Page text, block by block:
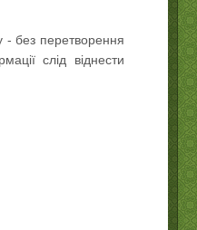
- без перетворення
слід віднести